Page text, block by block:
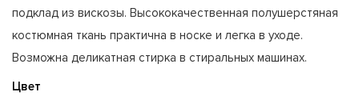
подклад из вискозы. Высококачественная полушерстяная
костюмная ткань практична в носке и легка в уходе.
Возможна деликатная стирка в стиральных машинах.
Цвет